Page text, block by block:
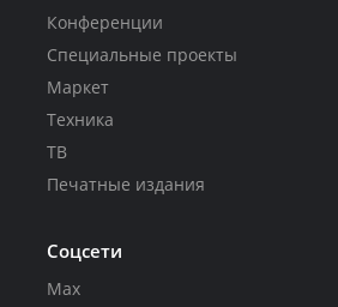
Конференции
Специальные проекты
Маркет
Техника
ТВ
Печатные издания
Соцсети
Max